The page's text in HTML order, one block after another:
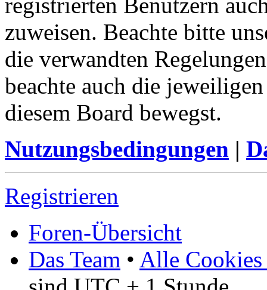
registrierten Benutzern
zuweisen. Beachte bitte
die verwandten
beachte auch die
diesem Board bewegst.
Nutzungsbedingungen |
Registrieren
Foren-Übersicht
Das Team • Alle Cookies